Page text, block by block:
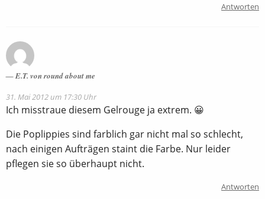
Antworten
E.T. von round about me
31. Mai 2012 um 17:30 Uhr
Ich misstraue diesem Gelrouge ja extrem. 😀
Die Poplippies sind farblich gar nicht mal so schlecht,
nach einigen Aufträgen staint die Farbe. Nur leider
pflegen sie so überhaupt nicht.
Antworten